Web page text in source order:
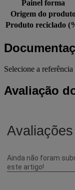
Painel forma
Origem do
Produto reciclado
Selecione a
Avaliação